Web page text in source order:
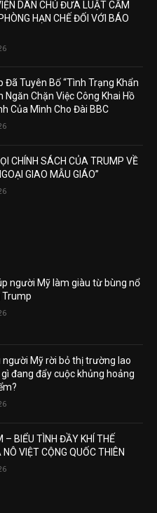
DÂN CHỦ ĐƯA LUẬT CẤM
HẠN CHẾ ĐỐI VỚI BÁO
Đã Tuyên Bố “Tình Trạng Khẩn
Ngăn Chặn Việc Công Khai Hồ
Của Mình Cho Đài BBC
CHÍNH SÁCH CỦA TRUMP VỀ
GIAO MẪU GIÁO”
người Mỹ làm giàu từ bùng nổ
Trump
người Mỹ rời bỏ thị trường lao
đang đẩy cuộc khủng hoảng
– BIỂU TÌNH ĐẦY KHÍ THẾ
NÔ VIỆT CỘNG QUỐC THIÊN